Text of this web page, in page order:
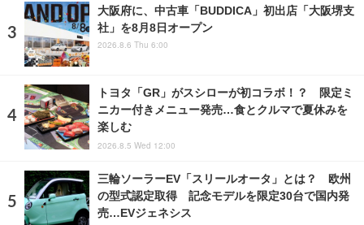
大阪府に、中古車「BUDDICA」初出店「大阪堺支
社」を8月8日オープン
2026.8.6 Thu 6:00
トヨタ「GR」がスシローが初コラボ！？ 限定ミ
ニカー付きメニュー発売…食とクルマで夏休みを
楽しむ
2026.8.5 Wed 12:00
三輪ソーラーEV「スリールオータ」とは？ 欧州
の型式認定取得 記念モデルを限定30台で国内発
売…EVジェネシス